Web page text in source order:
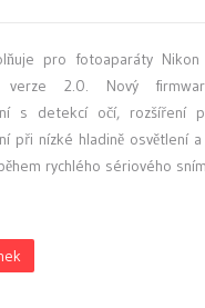
pro fotoaparáty
verze 2.0. Nový
s detekcí očí, rozšíření
při nízké hladině osvětlení
rychlého sériového